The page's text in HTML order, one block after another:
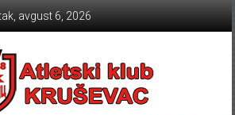
avgust 6, 2026